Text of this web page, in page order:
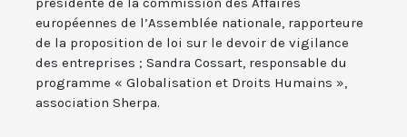
européennes de l’Assemblée nationale, rapporteure
de la proposition de loi sur le devoir de vigilance
des entreprises ; Sandra Cossart, responsable du
programme « Globalisation et Droits Humains »,
association Sherpa.